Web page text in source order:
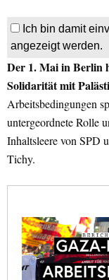
Ich bin damit
angezeigt werden.
Der 1. Mai in Berlin
Solidarität mit
Arbeitsbedingungen
untergeordnete Rolle
Inhaltsleere von SPD
Tichy.